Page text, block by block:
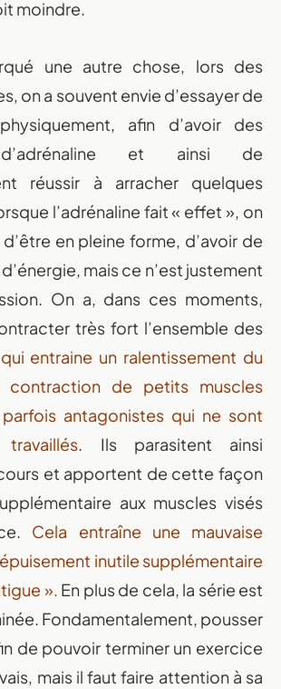
moindre.
une autre chose, lors des
on a souvent envie d’essayer de
afin d’avoir des
et ainsi de
réussir à arracher quelques
l’adrénaline fait « effet », on
d’être en pleine forme, d’avoir de
mais ce n’est justement
On a, dans ces moments,
très fort l’ensemble des
entraine un ralentissement du
de petits muscles
parfois antagonistes qui ne sont
. Ils parasitent ainsi
et apportent de cette façon
aux muscles visés
Cela entraîne une mauvaise
inutile supplémentaire
». En plus de cela, la série est
Fondamentalement, pousser
de pouvoir terminer un exercice
mais il faut faire attention à sa